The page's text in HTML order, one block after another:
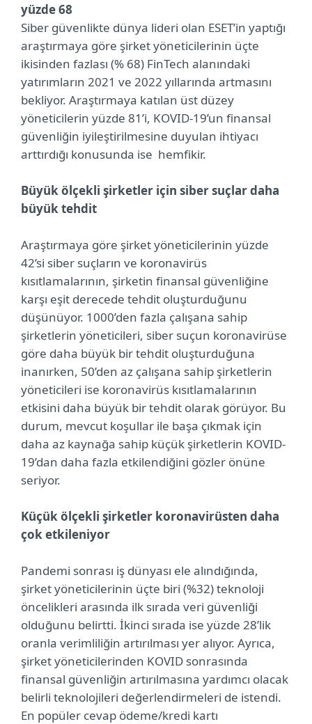
yüzde 68
Siber güvenlikte dünya lideri olan ESET’in yaptığı
araştırmaya göre şirket yöneticilerinin üçte
ikisinden fazlası (% 68) FinTech alanındaki
yatırımların 2021 ve 2022 yıllarında artmasını
bekliyor. Araştırmaya katılan üst düzey
yöneticilerin yüzde 81’i, KOVID-19’un finansal
güvenliğin iyileştirilmesine duyulan ihtiyacı
arttırdığı konusunda ise hemfikir.
Büyük ölçekli şirketler için siber suçlar daha
büyük tehdit
Araştırmaya göre şirket yöneticilerinin yüzde
42’si siber suçların ve koronavirüs
kısıtlamalarının, şirketin finansal güvenliğine
karşı eşit derecede tehdit oluşturduğunu
düşünüyor. 1000’den fazla çalışana sahip
şirketlerin yöneticileri, siber suçun koronavirüse
göre daha büyük bir tehdit oluşturduğuna
inanırken, 50’den az çalışana sahip şirketlerin
yöneticileri ise koronavirüs kısıtlamalarının
etkisini daha büyük bir tehdit olarak görüyor. Bu
durum, mevcut koşullar ile başa çıkmak için
daha az kaynağa sahip küçük şirketlerin KOVID-
19’dan daha fazla etkilendiğini gözler önüne
seriyor.
Küçük ölçekli şirketler koronavirüsten daha
çok etkileniyor
Pandemi sonrası iş dünyası ele alındığında,
şirket yöneticilerinin üçte biri (%32) teknoloji
öncelikleri arasında ilk sırada veri güvenliği
olduğunu belirtti. İkinci sırada ise yüzde 28’lik
oranla verimliliğin artırılması yer alıyor. Ayrıca,
şirket yöneticilerinden KOVID sonrasında
finansal güvenliğin artırılmasına yardımcı olacak
belirli teknolojileri değerlendirmeleri de istendi.
En popüler cevap ödeme/kredi kartı